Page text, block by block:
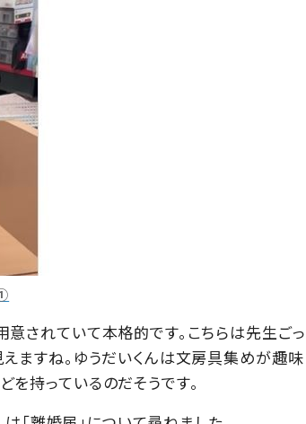
意されていて本格的です。こちらは先生ごっ
えますね。ゆうだいくんは文房具集めが趣味
を持っているのだそうです。